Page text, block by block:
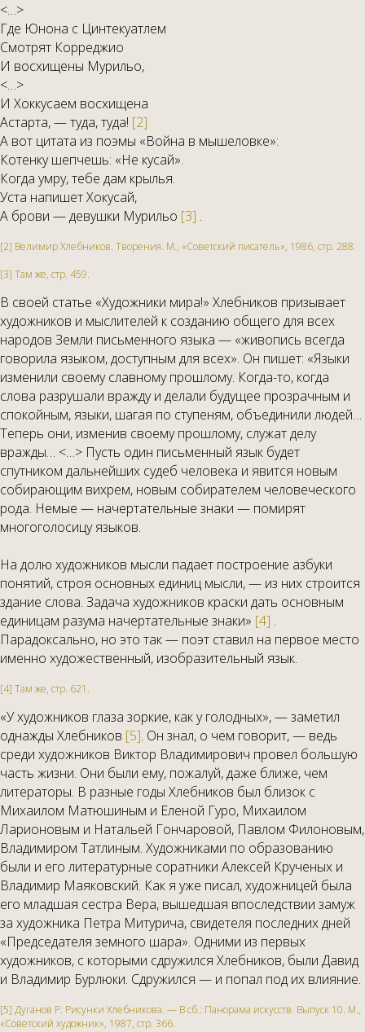
<…>
Где Юнона с Цинтекуатлем
Смотрят Корреджио
И восхищены Мурильо,
<…>
И Хоккусаем восхищена
Астарта, — туда, туда! [2]
А вот цитата из поэмы «Война в мышеловке»:
Котенку шепчешь: «Не кусай».
Когда умру, тебе дам крылья.
Уста напишет Хокусай,
А брови — девушки Мурильо [3] .
[2] Велимир Хлебников. Творения. М., «Советский писатель», 1986, стр. 288.
[3] Там же, стр. 459.
В своей статье «Художники мира!» Хлебников призывает
художников и мыслителей к созданию общего для всех
народов Земли письменного языка — «живопись всегда
говорила языком, доступным для всех». Он пишет: «Языки
изменили своему славному прошлому. Когда-то, когда
слова разрушали вражду и делали будущее прозрачным и
спокойным, языки, шагая по ступеням, объединили людей…
Теперь они, изменив своему прошлому, служат делу
вражды… <…> Пусть один письменный язык будет
спутником дальнейших судеб человека и явится новым
собирающим вихрем, новым собирателем человеческого
рода. Немые — начертательные знаки — помирят
многоголосицу языков.
На долю художников мысли падает построение азбуки
понятий, строя основных единиц мысли, — из них строится
здание слова. Задача художников краски дать основным
единицам разума начертательные знаки» [4] .
Парадоксально, но это так — поэт ставил на первое место
именно художественный, изобразительный язык.
[4] Там же, стр. 621.
«У художников глаза зоркие, как у голодных», — заметил
однажды Хлебников [5]. Он знал, о чем говорит, — ведь
среди художников Виктор Владимирович провел большую
часть жизни. Они были ему, пожалуй, даже ближе, чем
литераторы. В разные годы Хлебников был близок с
Михаилом Матюшиным и Еленой Гуро, Михаилом
Ларионовым и Натальей Гончаровой, Павлом Филоновым,
Владимиром Татлиным. Художниками по образованию
были и его литературные соратники Алексей Крученых и
Владимир Маяковский. Как я уже писал, художницей была
его младшая сестра Вера, вышедшая впоследствии замуж
за художника Петра Митурича, свидетеля последних дней
«Председателя земного шара». Одними из первых
художников, с которыми сдружился Хлебников, были Давид
и Владимир Бурлюки. Сдружился — и попал под их влияние.
[5] Дуганов Р. Рисунки Хлебникова. — В сб.: Панорама искусств. Выпуск 10. М.,
«Советский художник», 1987, стр. 366.